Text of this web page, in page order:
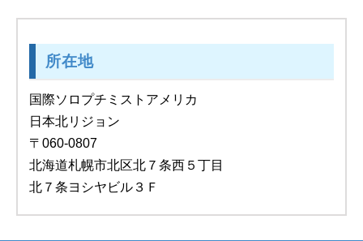
所在地
国際ソロプチミストアメリカ
日本北リジョン
〒060-0807
北海道札幌市北区北７条西５丁目
北７条ヨシヤビル３Ｆ